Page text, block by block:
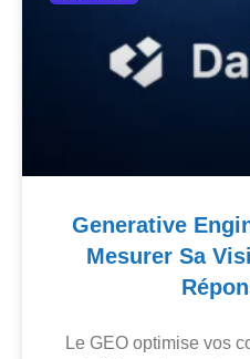
Generative
Mesurer Sa
Le GEO optimise vos